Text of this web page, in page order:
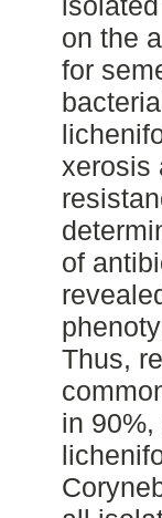
on the
for
xerosis
of
Thus,
in